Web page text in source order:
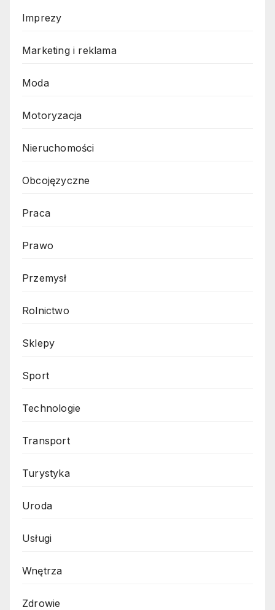
Imprezy
Marketing i reklama
Moda
Motoryzacja
Nieruchomości
Obcojęzyczne
Praca
Prawo
Przemysł
Rolnictwo
Sklepy
Sport
Technologie
Transport
Turystyka
Uroda
Usługi
Wnętrza
Zdrowie